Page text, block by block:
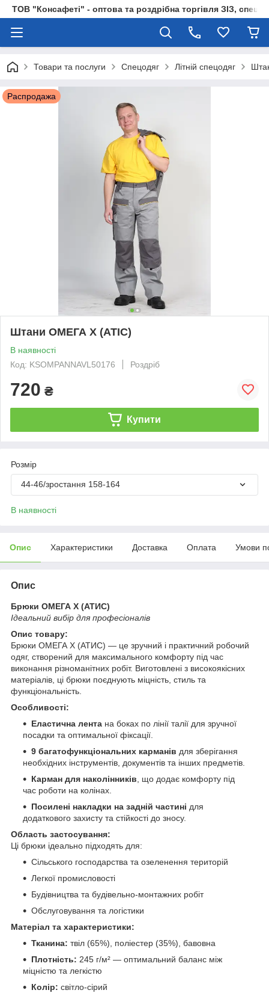
ТОВ "Консафеті" - оптова та роздрібна торгівля ЗІЗ,
Товари та послуги Спецодяг Літній спецодяг
Распродажа
Штани ОМЕГА Х (АТІС)
В наявності
Код: KSOMPANNAVL50176
Роздріб
720 ₴
Купити
Розмір
44-46/зростання 158-164
В наявності
Опис Характеристики Доставка Оплата Умови
Опис
Брюки ОМЕГА Х (АТИС)
Ідеальний вибір для професіоналів
Опис товару:
Брюки ОМЕГА Х (АТИС) — це зручний і практичний робочий
одяг, створений для максимального комфорту під час
виконання різноманітних робіт. Виготовлені з високоякісних
матеріалів, ці брюки поєднують міцність, стиль та
функціональність.
Особливості:
Еластична лента на боках по лінії талії для зручної
посадки та оптимальної фіксації.
9 багатофункціональних карманів для зберігання
необхідних інструментів, документів та інших предметів.
Карман для наколінників , що додає комфорту під
час роботи на колінах.
Посилені накладки на задній частині для
додаткового захисту та стійкості до зносу.
Область застосування:
Ці брюки ідеально підходять для:
Сільського господарства та озеленення територій
Легкої промисловості
Будівництва та будівельно-монтажних робіт
Обслуговування та логістики
Матеріал та характеристики:
Тканина: твіл (65%), поліестер (35%), бавовна
Плотність: 245 г/м² — оптимальний баланс між
міцністю та легкістю
Колір: світло-сірий